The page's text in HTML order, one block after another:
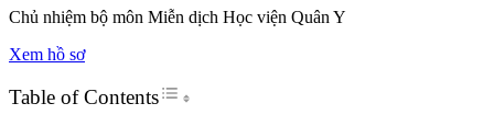
Chủ nhiệm bộ môn Miễn dịch Học viện Quân Y
Xem hồ sơ
Table of ContentsToggle Table of Content